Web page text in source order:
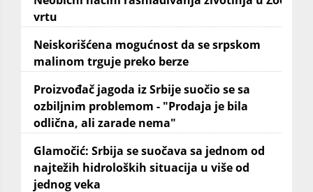
vrtu
Neiskorišćena mogućnost da se srpskom
malinom trguje preko berze
Proizvođač jagoda iz Srbije suočio se sa
ozbiljnim problemom - "Prodaja je bila
odlična, ali zarade nema"
Glamočić: Srbija se suočava sa jednom od
najtežih hidroloških situacija u više od
jednog veka